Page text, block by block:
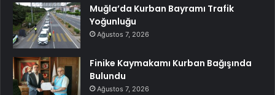
Muğla’da Kurban Bayramı Trafik
Yoğunluğu
Ağustos 7, 2026
Finike Kaymakamı Kurban Bağışında
Bulundu
Ağustos 7, 2026